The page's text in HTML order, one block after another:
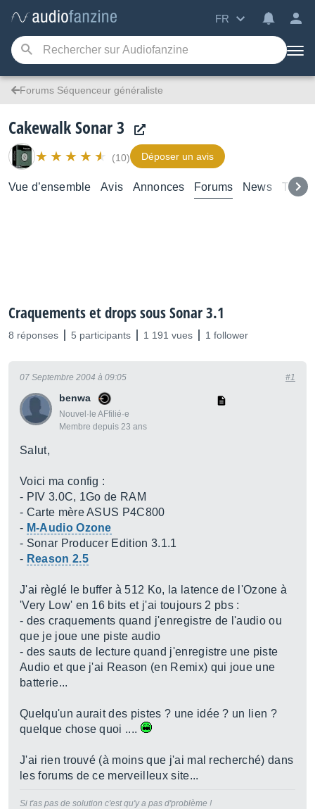
FR
Forums Séquenceur généraliste
Cakewalk Sonar 3
(10) Déposer un avis
Vue d’ensemble Avis Annonces Forums News Test
Craquements et drops sous Sonar 3.1
8 réponses 5 participants 1 191 vues 1 follower
benwa
Nouvel·le AFfilié·e
Membre depuis 23 ans
07 Septembre 2004 à 09:05 #1
Salut,
Voici ma config :
- PIV 3.0C, 1Go de RAM
- Carte mère ASUS P4C800
- M-Audio Ozone
- Sonar Producer Edition 3.1.1
- Reason 2.5
J'ai règlé le buffer à 512 Ko, la latence de l'Ozone à
'Very Low' en 16 bits et j'ai toujours 2 pbs :
- des craquements quand j'enregistre de l'audio ou
que je joue une piste audio
- des sauts de lecture quand j'enregistre une piste
Audio et que j'ai Reason (en Remix) qui joue une
batterie...
Quelqu'un aurait des pistes ? une idée ? un lien ?
quelque chose quoi ....
J'ai rien trouvé (à moins que j'ai mal recherché) dans
les forums de ce merveilleux site...
Si t'as pas de solution c'est qu'y a pas d'problème !